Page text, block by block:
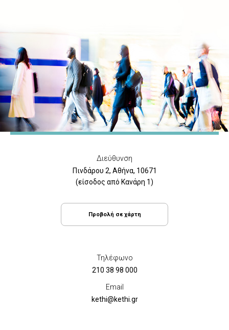
Διεύθυνση
Πινδάρου 2, Αθήνα, 10671
(είσοδος από Κανάρη 1)
Προβολή σε χάρτη
Τηλέφωνο
210 38 98 000
Email
kethi@kethi.gr